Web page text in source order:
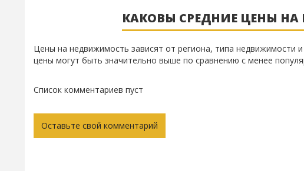
КАКОВЫ СРЕДНИЕ ЦЕНЫ
Цены на недвижимость зависят от региона, типа недвижимости
цены могут быть значительно выше по сравнению с менее
Список комментариев пуст
Оставьте свой комментарий